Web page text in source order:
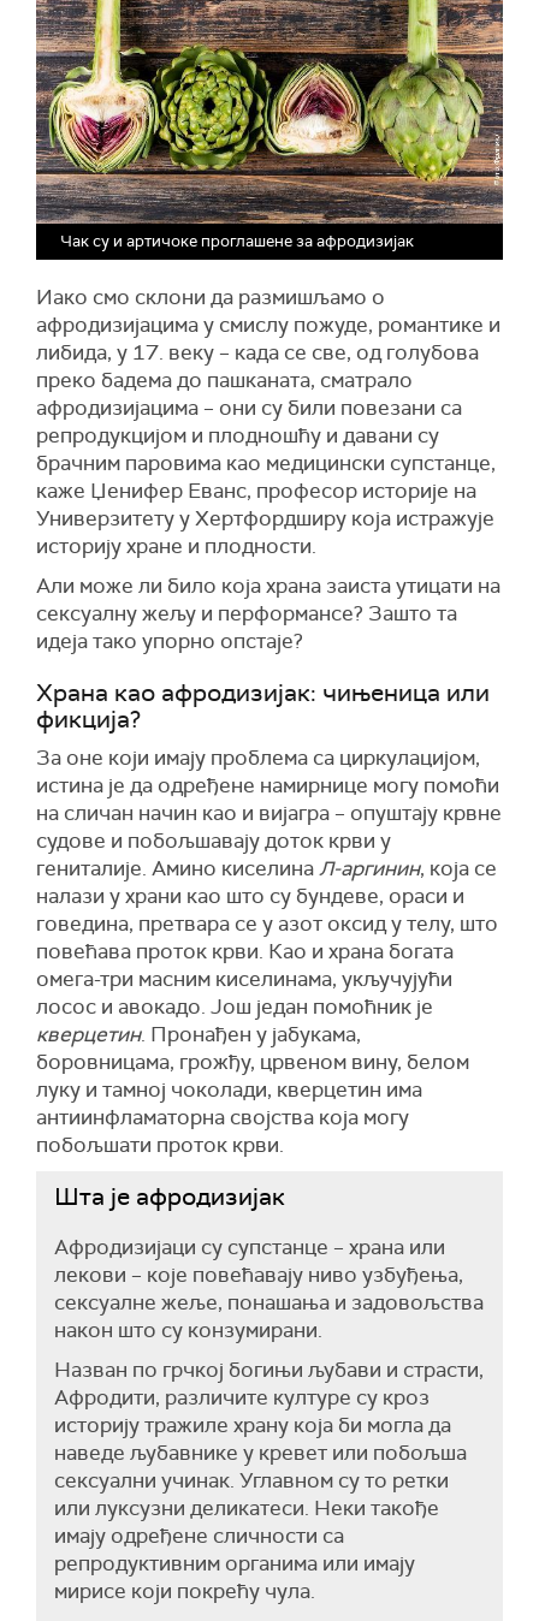
Чак су и артичоке проглашене за афродизијак
Иако смо склони да размишљамо о
афродизијацима у смислу пожуде, романтике и
либида, у 17. веку – када се све, од голубова
преко бадема до пашканата, сматрало
афродизијацима – они су били повезани са
репродукцијом и плодношћу и давани су
брачним паровима као медицински супстанце,
каже Џенифер Еванс, професор историје на
Универзитету у Хертфордширу која истражује
историју хране и плодности.
Али може ли било која храна заиста утицати на
сексуалну жељу и перформансе? Зашто та
идеја тако упорно опстаје?
Храна као афродизијак: чињеница или
фикција?
За оне који имају проблема са циркулацијом,
истина је да одређене намирнице могу помоћи
на сличан начин као и вијагра – опуштају крвне
судове и побољшавају доток крви у
гениталије. Амино киселинаЛ-аргинин, која се
налази у храни као што су бундеве, ораси и
говедина, претвара се у азот оксид у телу, што
повећава проток крви. Као и храна богата
омега-три масним киселинама, укључујући
лосос и авокадо. Још један помоћник је
кверцетин. Пронађен у јабукама,
боровницама, грожђу, црвеном вину, белом
луку и тамној чоколади, кверцетин има
антиинфламаторна својства која могу
побољшати проток крви.
Шта је афродизијак
Афродизијаци су супстанце – храна или
лекови – које повећавају ниво узбуђења,
сексуалне жеље, понашања и задовољства
након што су конзумирани.
Назван по грчкој богињи љубави и страсти,
Афродити, различите културе су кроз
историју тражиле храну која би могла да
наведе љубавнике у кревет или побољша
сексуални учинак. Углавном су то ретки
или луксузни деликатеси. Неки такође
имају одређене сличности са
репродуктивним органима или имају
мирисе који покрећу чула.